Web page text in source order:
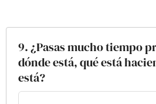
9. ¿Pasas mucho tiempo
dónde está, qué está
está?